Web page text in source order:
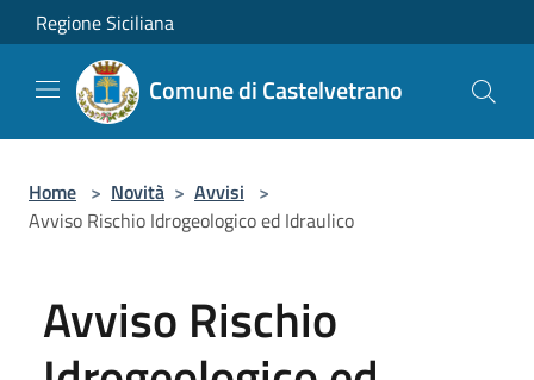
Salta al contenuto principale
Regione Siciliana
Comune di Castelvetrano
Home > Novità > Avvisi >
Avviso Rischio Idrogeologico ed Idraulico
Avviso Rischio